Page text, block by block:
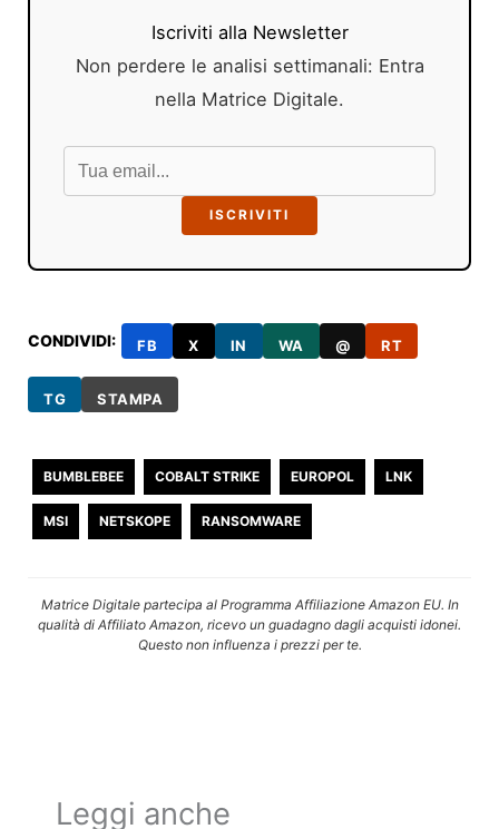
Iscriviti alla Newsletter
Non perdere le analisi settimanali: Entra
nella Matrice Digitale.
ISCRIVITI
CONDIVIDI: FB X IN WA @ RT
TG STAMPA
BUMBLEBEE COBALT STRIKE EUROPOL LNK
MSI NETSKOPE RANSOMWARE
Matrice Digitale partecipa al Programma Affiliazione Amazon EU. In
qualità di Affiliato Amazon, ricevo un guadagno dagli acquisti idonei.
Questo non influenza i prezzi per te.
Leggi anche